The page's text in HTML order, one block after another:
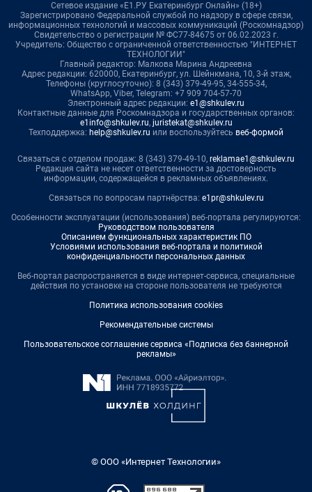
Сетевое издание «Е1.РУ Екатеринбург Онлайн» (18+)
Зарегистрировано Федеральной службой по надзору в сфере связи,
информационных технологий и массовых коммуникаций (Роскомнадзор)
Свидетельство о регистрации № ФС77-84675 от 06.02.2023 г.
Учредитель: Общество с ограниченной ответственностью "ИНТЕРНЕТ
ТЕХНОЛОГИИ"
Главный редактор: Малкова Марина Андреевна
Адрес редакции: 620000, Екатеринбург, ул. Шейнкмана, 10, 3-й этаж,
Телефоны (круглосуточно): 8 (343) 379-49-95, 34-555-34,
WhatsApp, Viber, Telegram: +7 909 704-57-70
Электронный адрес редакции: e1@shkulev.ru
Контактные данные для Роскомнадзора и государственных органов:
e1info@shkulev.ru, juristekat@shkulev.ru
Техподдержка: help@shkulev.ru или воспользуйтесь веб-формой
Связаться с отделом продаж: 8 (343) 379-49-10, reklamae1@shkulev.ru
Редакция сайта не несет ответственности за достоверность
информации, содержащейся в рекламных объявлениях.
Связаться по вопросам партнёрства: e1pr@shkulev.ru
Особенности эксплуатации (использования) веб-портала регулируются:
Руководством пользователя
Описанием функциональных характеристик ПО
Условиями использования веб-портала и политикой
конфиденциальности персональных данных
Веб-портал распространяется в виде интернет-сервиса, специальные
действия по установке на стороне пользователя не требуются
Политика использования cookies
Рекомендательные системы
Пользовательское соглашение сервиса «Подписка без баннерной
рекламы»
© ООО «Интернет Технологии»